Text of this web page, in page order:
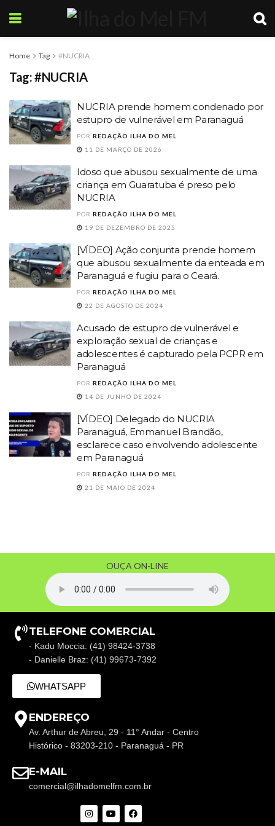
Home Tag #NUCRIA
Tag:#NUCRIA
NUCRIA prende homem condenado por
estupro de vulnerável em Paranaguá
POR REDAÇÃO ILHA DO MEL
11 DE MARÇO DE 2026
Idoso que abusou sexualmente de uma
criança em Guaratuba é preso pelo
NUCRIA
POR REDAÇÃO ILHA DO MEL
19 DE DEZEMBRO DE 2025
[VÍDEO] Ação conjunta prende homem
que abusou sexualmente da enteada em
Paranaguá e fugiu para o Ceará.
POR REDAÇÃO ILHA DO MEL
22 DE AGOSTO DE 2024
Acusado de estupro de vulnerável e
exploração sexual de crianças e
adolescentes é capturado pela PCPR em
Paranaguá
POR REDAÇÃO ILHA DO MEL
14 DE JUNHO DE 2024
[VÍDEO] Delegado do NUCRIA
Paranaguá, Emmanuel Brandão,
esclarece caso envolvendo adolescente
em Paranaguá
POR REDAÇÃO ILHA DO MEL
21 DE MAIO DE 2024
OUÇA ON-LINE
TELEFONE COMERCIAL
- Kadu Moccia: (41) 98424-3738
- Danielle Braz: (41) 99673-7392
WHATSAPP
ENDEREÇO
Av. Arthur de Abreu, 29 - 11° Andar - Centro
Histórico - 83203-210 - Paranaguá - PR
E-MAIL
comercial@ilhadomelfm.com.br